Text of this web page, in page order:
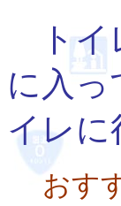
トイ
に入
イレ
おす